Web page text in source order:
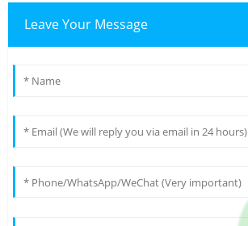
Leave Your Message